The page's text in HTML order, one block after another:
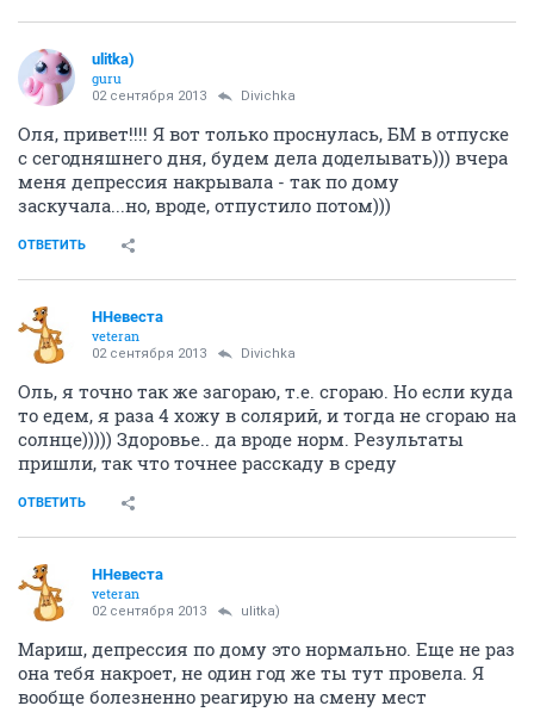
ulitka)
guru
02 сентября 2013 Divichka
Оля, привет!!!! Я вот только проснулась, БМ в отпуске
с сегодняшнего дня, будем дела доделывать))) вчера
меня депрессия накрывала - так по дому
заскучала...но, вроде, отпустило потом)))
ОТВЕТИТЬ
ННевеста
veteran
02 сентября 2013 Divichka
Оль, я точно так же загораю, т.е. сгораю. Но если куда
то едем, я раза 4 хожу в солярий, и тогда не сгораю на
солнце))))) Здоровье.. да вроде норм. Результаты
пришли, так что точнее расскаду в среду
ОТВЕТИТЬ
ННевеста
veteran
02 сентября 2013 ulitka)
Мариш, депрессия по дому это нормально. Еще не раз
она тебя накроет, не один год же ты тут провела. Я
вообще болезненно реагирую на смену мест